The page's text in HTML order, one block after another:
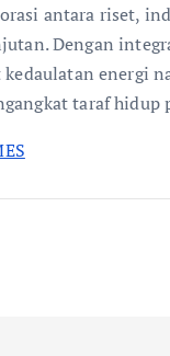
antara riset,
Dengan
energi
taraf